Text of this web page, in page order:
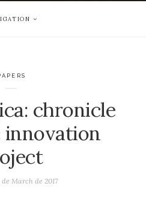
chronicle
innovation
de March de 2017